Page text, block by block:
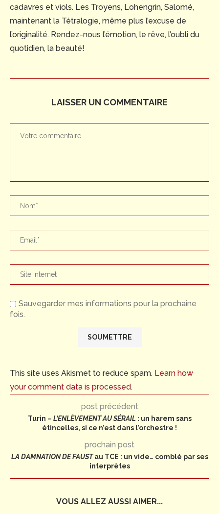
cadavres et viols. Les Troyens, Lohengrin, Salomé,
maintenant la Tétralogie, même plus l’excuse de
l’originalité. Rendez-nous l’émotion, le rêve, l’oubli du
quotidien, la beauté!
LAISSER UN COMMENTAIRE
Sauvegarder mes informations pour la prochaine
fois.
This site uses Akismet to reduce spam. Learn how
your comment data is processed.
post précédent
Turin – L’ENLÈVEMENT AU SÉRAIL : un harem sans
étincelles, si ce n’est dans l’orchestre !
prochain post
LA DAMNATION DE FAUSTau TCE : un vide… comblé par ses
interprètes
VOUS ALLEZ AUSSI AIMER...